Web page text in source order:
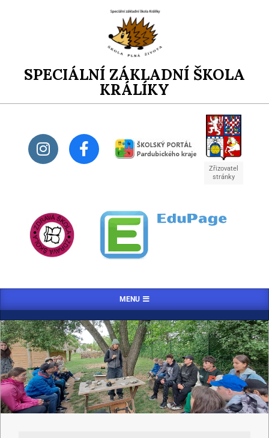
SPECIÁLNÍ ZÁKLADNÍ ŠKOLA
KRÁLÍKY
Zřizovatel
stránky
MENU